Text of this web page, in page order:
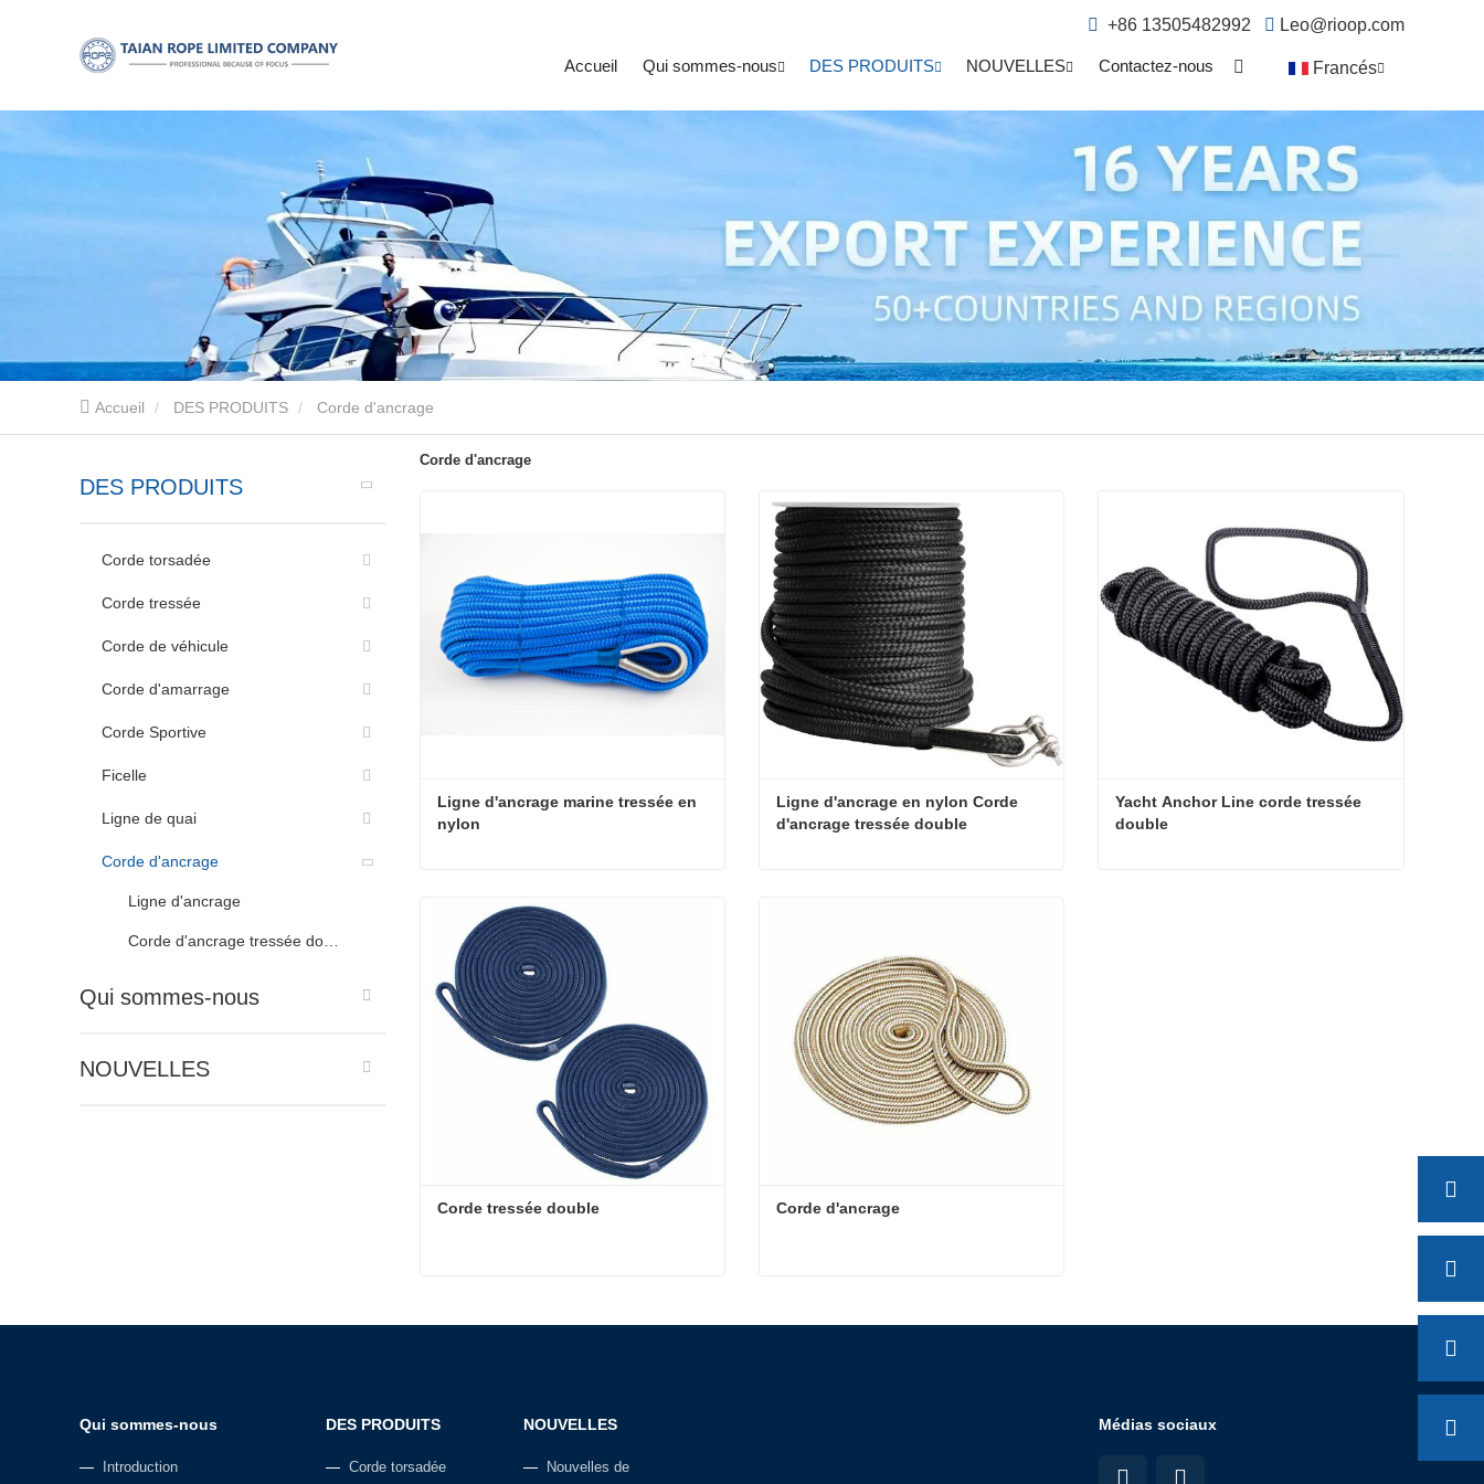
+86 13505482992 Leo@rioop.com
Accueil Qui sommes-nous DES PRODUITS NOUVELLES Contactez-nous Francés
Accueil DES PRODUITS Corde d'ancrage
DES PRODUITS
Corde torsadée
Corde tressée
Corde de véhicule
Corde d'amarrage
Corde Sportive
Ficelle
Ligne de quai
Corde d'ancrage
Ligne d'ancrage
Qui sommes-nous
NOUVELLES
Corde d'ancrage
Ligne d'ancrage marine tressée en
nylon
Contact maintenant
Ligne d'ancrage en nylon Corde
d'ancrage tressée double
Yacht Anchor Line corde tressée
double
Corde tressée double
Contact maintenant
Corde d'ancrage
Contact maintenant
Qui sommes-nous
Introduction
DES PRODUITS
Corde torsadée
NOUVELLES
Nouvelles de
Médias sociaux